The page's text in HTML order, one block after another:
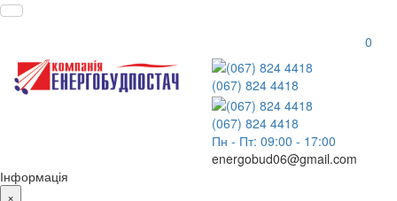
0
(067) 824 4418
(067) 824 4418
Пн - Пт: 09:00 - 17:00
energobud06@gmail.com
Інформація
×